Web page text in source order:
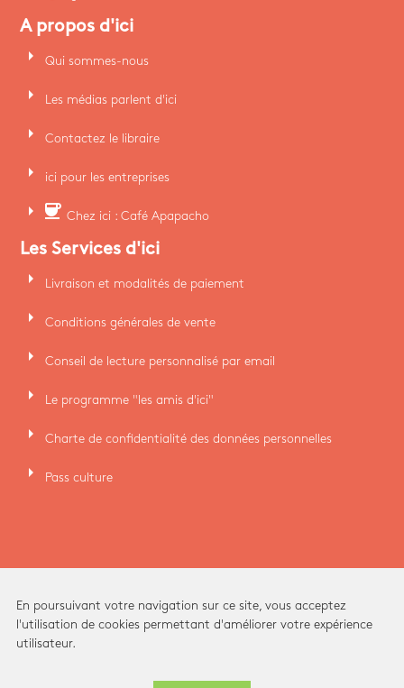
A propos d'ici
arrow_right Qui sommes-nous
arrow_right Les médias parlent d'ici
arrow_right Contactez le libraire
arrow_right ici pour les entreprises
arrow_right coffee Chez ici : Café Apapacho
Les Services d'ici
arrow_right Livraison et modalités de paiement
arrow_right Conditions générales de vente
arrow_right Conseil de lecture personnalisé par email
arrow_right Le programme "les amis d'ici"
arrow_right Charte de confidentialité des données personnelles
arrow_right Pass culture
En poursuivant votre navigation sur ce site, vous acceptez
l'utilisation de cookies permettant d'améliorer votre expérience
utilisateur.